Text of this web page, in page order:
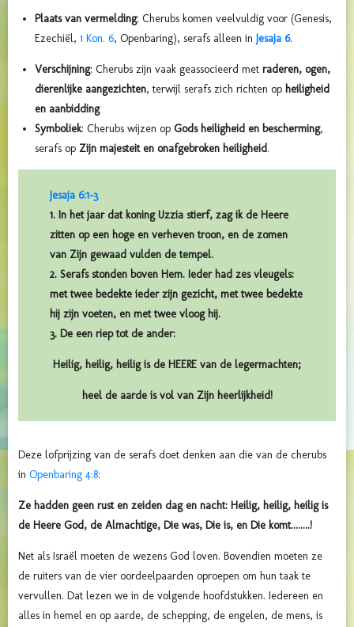
Plaats van vermelding: Cherubs komen veelvuldig voor (Genesis,
Ezechiël, 1 Kon. 6, Openbaring), serafs alleen in Jesaja 6.
Verschijning: Cherubs zijn vaak geassocieerd met raderen, ogen,
dierenlijke aangezichten, terwijl serafs zich richten op heiligheid
en aanbidding
Symboliek: Cherubs wijzen op Gods heiligheid en bescherming,
serafs op Zijn majesteit en onafgebroken heiligheid.
Jesaja 6:1-3
1. In het jaar dat koning Uzzia stierf, zag ik de Heere
zitten op een hoge en verheven troon, en de zomen
van Zijn gewaad vulden de tempel.
2. Serafs stonden boven Hem. Ieder had zes vleugels:
met twee bedekte ieder zijn gezicht, met twee bedekte
hij zijn voeten, en met twee vloog hij.
3. De een riep tot de ander:
Heilig, heilig, heilig is de HEERE van de legermachten;
heel de aarde is vol van Zijn heerlijkheid!
Deze lofprijzing van de serafs doet denken aan die van de cherubs
in Openbaring 4:8:
Ze hadden geen rust en zeiden dag en nacht: Heilig, heilig, heilig is
de Heere God, de Almachtige, Die was, Die is, en Die komt........!
Net als Israël moeten de wezens God loven. Bovendien moeten ze
de ruiters van de vier oordeelpaarden oproepen om hun taak te
vervullen. Dat lezen we in de volgende hoofdstukken. Iedereen en
alles in hemel en op aarde, de schepping, de engelen, de mens, is